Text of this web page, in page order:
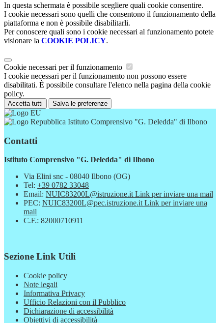
In questa schermata è possibile scegliere quali cookie consentire.
I cookie necessari sono quelli che consentono il funzionamento della
piattaforma e non è possibile disabilitarli.
Per conoscere quali sono i cookie necessari al funzionamento potete
visionare la COOKIE POLICY.
Cookie necessari per il funzionamento
I cookie necessari per il funzionamento non possono essere
disabilitati. È possibile consultare l'elenco nella pagina della cookie
policy.
Accetta tutti Salva le preferenze
Istituto Comprensivo "G. Deledda" di Ilbono
Contatti
Istituto Comprensivo "G. Deledda" di Ilbono
Via Elini snc - 08040 Ilbono (OG)
Tel: +39 0782 33048
Email: NUIC83200L@istruzione.it Link per inviare una mail
PEC: NUIC83200L@pec.istruzione.it Link per inviare una
mail
C.F.: 82000710911
Sezione Link Utili
Cookie policy
Note legali
Informativa Privacy
Ufficio Relazioni con il Pubblico
Dichiarazione di accessibilità
Obiettivi di accessibilità